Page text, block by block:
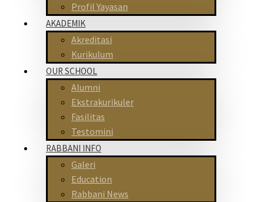
Profil Yayasan
AKADEMIK
Akreditasi
Kurikulum
OUR SCHOOL
Alumni
Ekstrakurikuler
Fasilitas
Testomini
RABBANI INFO
Galeri
Education
Rabbani News